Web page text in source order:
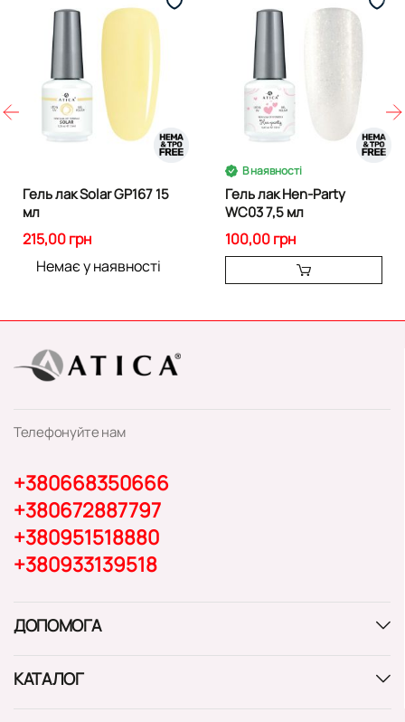
Гель лак Solar GP167 15
мл
215,00 грн
Немає у наявності
В наявності
Гель лак Hen-Party
WC03 7,5 мл
100,00 грн
Телефонуйте нам
+380668350666
+380672887797
+380951518880
+380933139518
ДОПОМОГА
КАТАЛОГ